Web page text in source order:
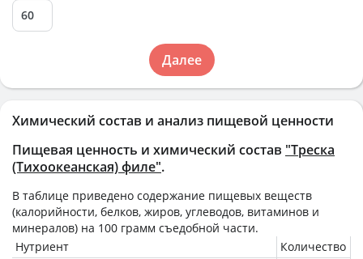
Химический состав и анализ пищевой ценности
Пищевая ценность и химический состав "Треска
(Тихоокеанская) филе".
В таблице приведено содержание пищевых веществ
(калорийности, белков, жиров, углеводов, витаминов и
минералов) на 100 грамм съедобной части.
Нутриент
Количество
Далее